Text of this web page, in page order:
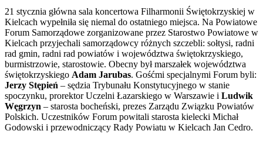
21 stycznia główna sala koncertowa Filharmonii Świętokrzyskiej w
Kielcach wypełniła się niemal do ostatniego miejsca. Na Powiatowe
Forum Samorządowe zorganizowane przez Starostwo Powiatowe w
Kielcach przyjechali samorządowcy różnych szczebli: sołtysi, radni
rad gmin, radni rad powiatów i województwa świętokrzyskiego,
burmistrzowie, starostowie. Obecny był marszałek województwa
świętokrzyskiego Adam Jarubas. Gośćmi specjalnymi Forum byli:
Jerzy Stępień – sędzia Trybunału Konstytucyjnego w stanie
spoczynku, prorektor Uczelni Łazarskiego w Warszawie i Ludwik
Węgrzyn – starosta bocheński, prezes Zarządu Związku Powiatów
Polskich. Uczestników Forum powitali starosta kielecki Michał
Godowski i przewodniczący Rady Powiatu w Kielcach Jan Cedro.